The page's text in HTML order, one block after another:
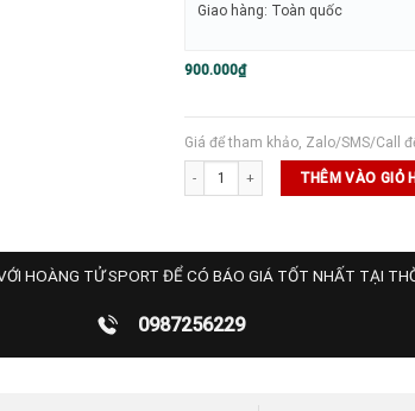
Giao hàng: Toàn quốc
900.000₫
Giá để tham khảo, Zalo/SMS/Call
Mũ Puma Golf Heritage Tech P
THÊM VÀO GIỎ
HOÀNG TỬ SPORT ĐỂ CÓ BÁO GIÁ TỐT NHẤT TẠI
0987256229